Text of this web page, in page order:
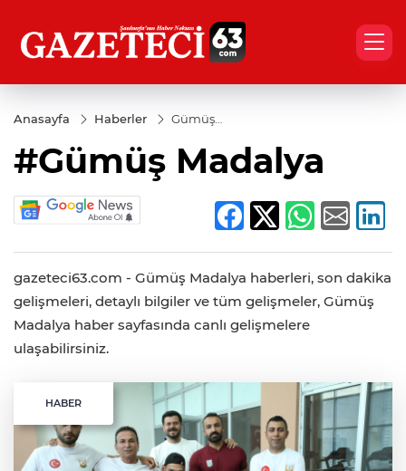
Anasayfa Haberler
Gümüş
#Gümüş Madalya
gazeteci63.com - Gümüş Madalya haberleri, son dakika
gelişmeleri, detaylı bilgiler ve tüm gelişmeler, Gümüş
Madalya haber sayfasında canlı gelişmelere
ulaşabilirsiniz.
HABER